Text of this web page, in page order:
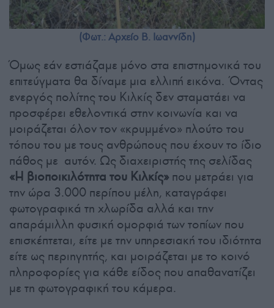
(Φωτ.: Αρχείο Β. Ιωαννίδη)
Όμως εάν εστιάζαμε μόνο στα επιστημονικά του
επιτεύγματα θα δίναμε μια ελλιπή εικόνα. Όντας
ενεργός πολίτης του Κιλκίς δεν σταματάει να
προσφέρει εθελοντικά στην κοινωνία και να
μοιράζεται όλον τον «κρυμμένο» πλούτο του
τόπου του με τους ανθρώπους που έχουν το ίδιο
πάθος με αυτόν. Ως διαχειριστής της σελίδας
«Η βιοποικιλότητα του Κιλκίς» που μετράει για
την ώρα 3.000 περίπου μέλη, καταγράφει
φωτογραφικά τη χλωρίδα αλλά και την
απαράμιλλη φυσική ομορφιά των τοπίων που
επισκέπτεται, είτε με την υπηρεσιακή του ιδιότητα
είτε ως περιηγητής, και μοιράζεται με το κοινό
πληροφορίες για κάθε είδος που απαθανατίζει
με τη φωτογραφική του κάμερα.